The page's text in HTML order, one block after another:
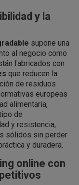
y la
supone una
al negocio como
fabricados con
que reducen la
de residuos
europeas
alimentaria,
de
y resistencia,
sólidos sin perder
y duradera.
online con